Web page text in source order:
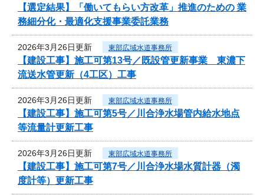
【選定結果】「働いてもらい方改革」推進のための 業
務細分化・最適化支援事業委託業務
2026年3月26日更新 東部広域水道事務所
【建設工事】施工可第13号／既設管更新事業 東濃下
流送水管更新（4工区）工事
2026年3月26日更新 東部広域水道事務所
【建設工事】施工可第5号／川合浄水場管内給水地点
等流量計更新工事
2026年3月26日更新 東部広域水道事務所
【建設工事】施工可第7号／川合浄水場水質計器（濁
度計等）更新工事